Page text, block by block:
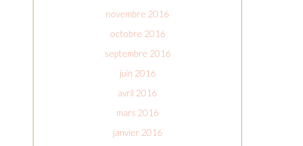
novembre 2016
octobre 2016
septembre 2016
juin 2016
avril 2016
mars 2016
janvier 2016